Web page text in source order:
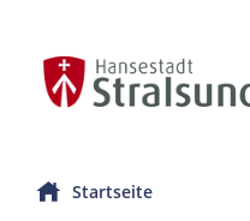
Startseite